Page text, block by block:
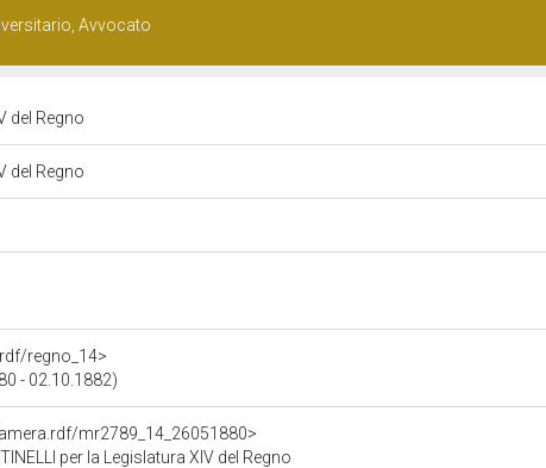
Avvocato
del Regno
del Regno
regno_14>
- 02.10.1882)
mr2789_14_26051880>
per la Legislatura XIV del Regno